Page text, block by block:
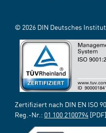
© 2026 DIN Deutsches
Zertifiziert nach DIN EN ISO
Reg.-Nr.: 01 100 2100794